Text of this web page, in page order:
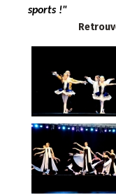
sports !"